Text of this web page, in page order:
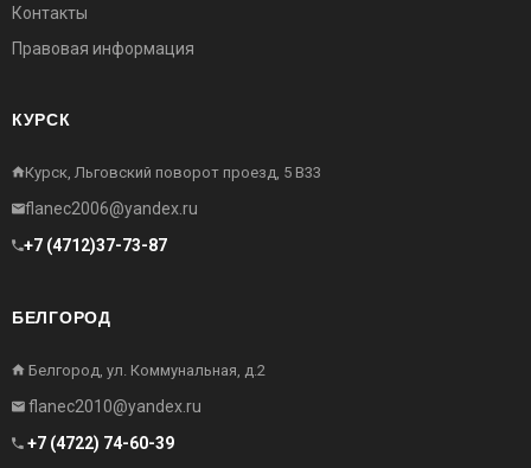
Контакты
Правовая информация
КУРСК
Курск, Льговский поворот проезд, 5 В33
flanec2006@yandex.ru
+7 (4712)37-73-87
БЕЛГОРОД
Белгород, ул. Коммунальная, д.2
flanec2010@yandex.ru
+7 (4722) 74-60-39